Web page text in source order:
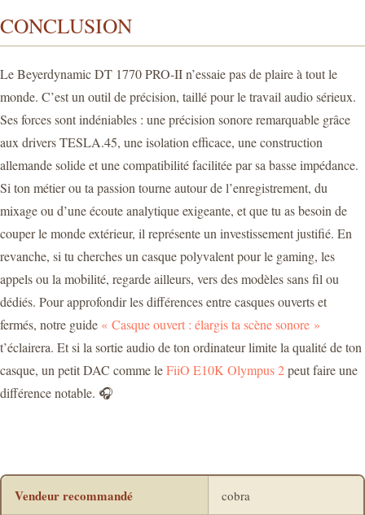
CONCLUSION
Le Beyerdynamic DT 1770 PRO-II n’essaie pas de plaire à tout le
monde. C’est un outil de précision, taillé pour le travail audio sérieux.
Ses forces sont indéniables : une précision sonore remarquable grâce
aux drivers TESLA.45, une isolation efficace, une construction
allemande solide et une compatibilité facilitée par sa basse impédance.
Si ton métier ou ta passion tourne autour de l’enregistrement, du
mixage ou d’une écoute analytique exigeante, et que tu as besoin de
couper le monde extérieur, il représente un investissement justifié. En
revanche, si tu cherches un casque polyvalent pour le gaming, les
appels ou la mobilité, regarde ailleurs, vers des modèles sans fil ou
dédiés. Pour approfondir les différences entre casques ouverts et
fermés, notre guide « Casque ouvert : élargis ta scène sonore »
t’éclairera. Et si la sortie audio de ton ordinateur limite la qualité de ton
casque, un petit DAC comme leFiiO E10K Olympus 2peut faire une
différence notable. 🎧
Vendeur recommandé cobra